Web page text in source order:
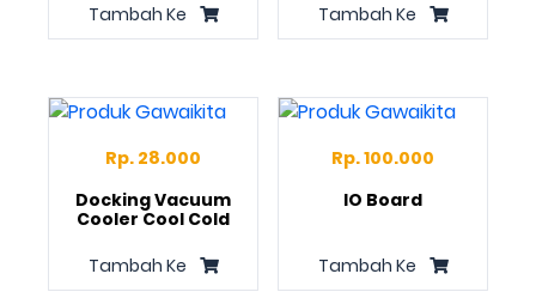
Tambah Ke Tambah Ke
Rp. 28.000
Docking Vacuum
Cooler Cool Cold
Tambah Ke
Rp. 100.000
IO Board
Tambah Ke